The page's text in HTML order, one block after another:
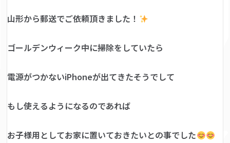
山形から郵送でご依頼頂きました！
ゴールデンウィーク中に掃除をしていたら
電源がつかないiPhoneが出てきたそうでして
もし使えるようになるのであれば
お子様用としてお家に置いておきたいとの事でした